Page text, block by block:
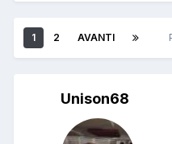
1 2 AVANTI
Unison68